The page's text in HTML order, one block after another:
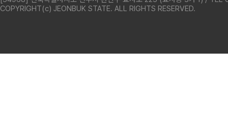
COPYRIGHT(c) JEONBUK STATE. ALL RIGHTS RESERVED.